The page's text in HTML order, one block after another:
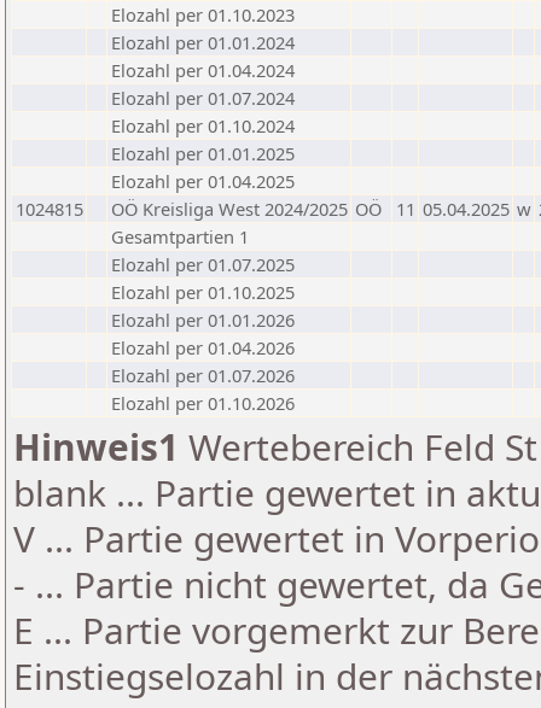
Elozahl per 01.10.2023
Elozahl per 01.01.2024
Elozahl per 01.04.2024
Elozahl per 01.07.2024
Elozahl per 01.10.2024
Elozahl per 01.01.2025
Elozahl per 01.04.2025
1024815
OÖ Kreisliga West 2024/2025 OÖ 11 05.04.2025 w
Gesamtpartien 1
Elozahl per 01.07.2025
Elozahl per 01.10.2025
Elozahl per 01.01.2026
Elozahl per 01.04.2026
Elozahl per 01.07.2026
Elozahl per 01.10.2026
Hinweis1 Wertebereich Feld
blank ... Partie gewertet in
V ... Partie gewertet in
- ... Partie nicht gewertet, da
E ... Partie vorgemerkt zur
Einstiegselozahl in der